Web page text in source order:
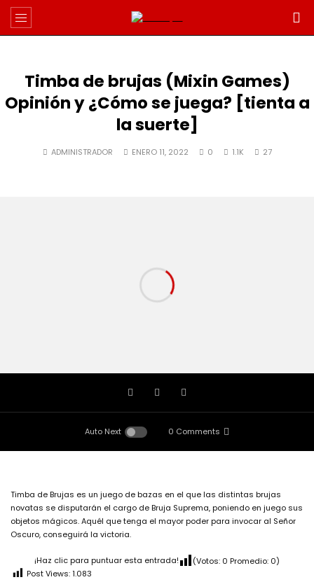
Timba de brujas (Mixin Games)
Opinión y ¿Cómo se juega? [tienta a
la suerte]
ADMINISTRADOR ENERO 11, 2022 0 1.1K 27
Auto Next 0 Comments
Timba de Brujas es un juego de bazas en el que las distintas brujas
novatas se disputarán el cargo de Bruja Suprema, poniendo en juego sus
objetos mágicos. Aquél que tenga el mayor poder para invocar al Señor
Oscuro, conseguirá la victoria.
¡Haz clic para puntuar esta entrada! (Votos: 0 Promedio: 0)
Post Views:1.083